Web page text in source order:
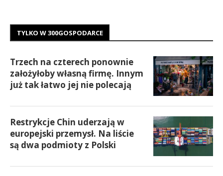
TYLKO W 300GOSPODARCE
Trzech na czterech ponownie
założyłoby własną firmę. Innym
już tak łatwo jej nie polecają
Restrykcje Chin uderzają w
europejski przemysł. Na liście
są dwa podmioty z Polski